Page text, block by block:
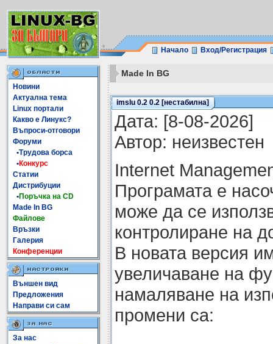
Начало Вход/Регистрация
Новини
Актуална тема
Linux портали
Какво е Линукс?
Въпроси-отговори
Форуми
•Трудова борса
•Конкурс
Статии
Дистрибуции
•Поръчка на CD
Made In BG
Файлове
Връзки
Галерия
Конференции
Външен вид
Предложения
Направи си сам
За нас
Made In BG
imslu 0.2 0.2 [нестабилна]
Датa: [8-08-2026]
Автор: неизвестен
Internet
Програмата е
може да се
контролиране на
В новата версия
увеличаване на
намаляване на
промени са: